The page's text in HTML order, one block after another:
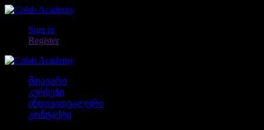
Sign in
Register
მთავარი
კურსები
ინდივიდუალური
კონტაქტი